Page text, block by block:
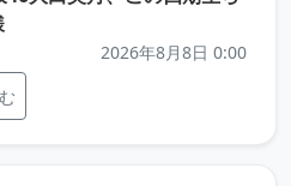
（元記事を新しいタブで開きま
2026年8月8日 0:00